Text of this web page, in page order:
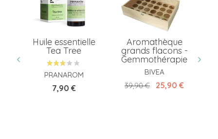
Huile essentielle
Tea Tree
PRANAROM
Prix
7,90 €
Aromathèque
grands flacons -
Gemmothérapie
BIVEA
Prix de base
39,90 € Prix
25,90 €